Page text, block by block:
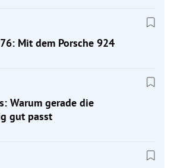
Mit dem Porsche 924
Warum gerade die
gut passt